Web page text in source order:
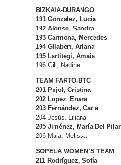
BIZKAIA-DURANGO
191 Gonzalez, Lucia
192 Alonso, Sandra
193 Carmona, Mercedes
194 Gilabert, Ariana
195 Lartitegi, Amaia
196 Gill, Nadine
TEAM FARTO-BTC
201 Pujol, Cristina
202 Lopez, Enara
203 Fernández, Carla
204 Jesús, Liliana
205 Jiménez, María Del Pilar
206 Maia, Melissa
SOPELA WOMEN’S TEAM
211 Rodríguez, Sofía